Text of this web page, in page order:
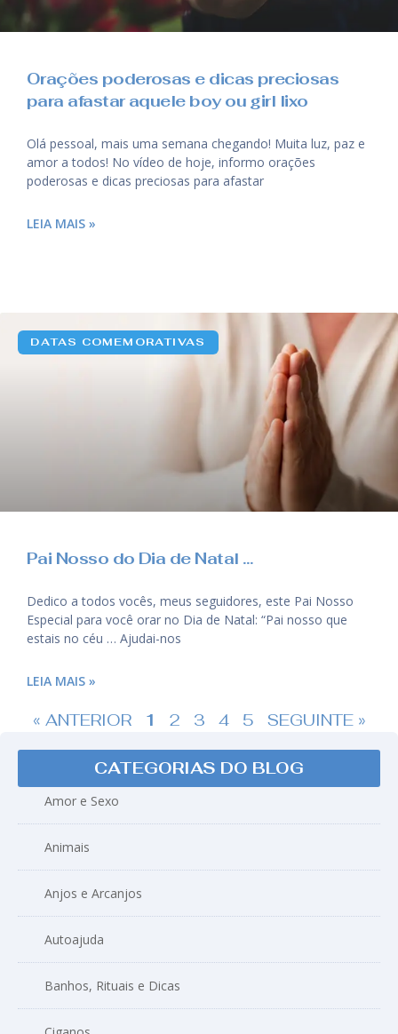
Orações poderosas e dicas preciosas
para afastar aquele boy ou girl lixo
Olá pessoal, mais uma semana chegando! Muita luz, paz e
amor a todos! No vídeo de hoje, informo orações
poderosas e dicas preciosas para afastar
LEIA MAIS »
DATAS COMEMORATIVAS
Pai Nosso do Dia de Natal …
Dedico a todos vocês, meus seguidores, este Pai Nosso
Especial para você orar no Dia de Natal: “Pai nosso que
estais no céu … Ajudai-nos
LEIA MAIS »
« ANTERIOR 1 2 3 4 5 SEGUINTE »
CATEGORIAS DO BLOG
Amor e Sexo
Animais
Anjos e Arcanjos
Autoajuda
Banhos, Rituais e Dicas